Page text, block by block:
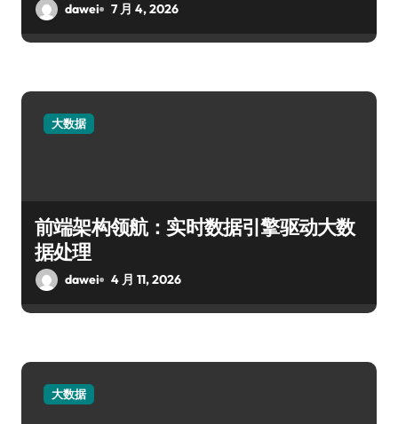
dawei 7 月 4, 2026
大数据
前端架构领航：实时数据引擎驱动大数
据处理
dawei 4 月 11, 2026
大数据